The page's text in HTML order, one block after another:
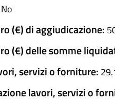
No
(€) di aggiudicazione:
(€) delle somme
servizi o forniture:
lavori, servizi o